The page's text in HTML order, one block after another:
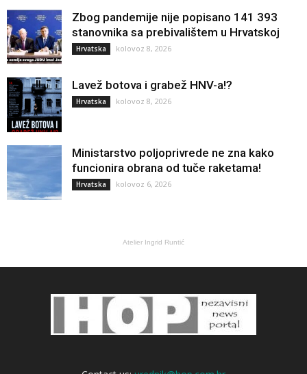
Zbog pandemije nije popisano 141 393
stanovnika sa prebivalištem u Hrvatskoj
Hrvatska kolovoz 8, 2026
Lavež botova i grabež HNV-a!?
Hrvatska kolovoz 8, 2026
Ministarstvo poljoprivrede ne zna kako
funcionira obrana od tuče raketama!
Hrvatska kolovoz 6, 2026
Atelier Ingrid Runtić